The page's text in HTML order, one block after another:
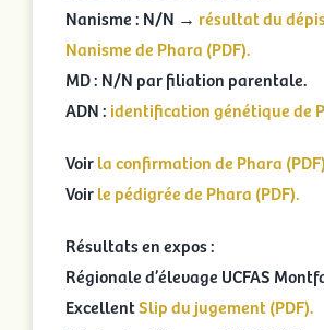
Nanisme : N/N → résultat du
Nanisme de Phara (PDF).
MD : N/N par filiation parentale.
ADN : identification génétique de
Voirla confirmation de Phara
Voirle pédigrée de Phara (PDF).
Résultats en expos :
Régionale d’élevage UCFAS
ExcellentSlip du jugement (PDF).